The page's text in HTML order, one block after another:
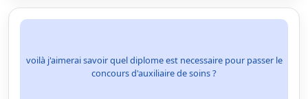
voilà j'aimerai savoir quel diplome est necessaire pour passer le
concours d'auxiliaire de soins ?